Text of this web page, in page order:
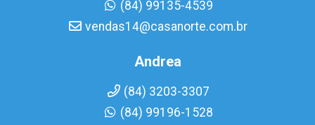
(84) 99135-4539
vendas14@casanorte.com.br
Andrea
(84) 3203-3307
(84) 99196-1528